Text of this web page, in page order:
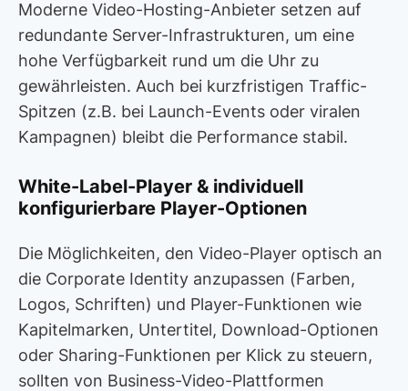
Moderne Video-Hosting-Anbieter setzen auf
redundante Server-Infrastrukturen, um eine
hohe Verfügbarkeit rund um die Uhr zu
gewährleisten. Auch bei kurzfristigen Traffic-
Spitzen (z.B. bei Launch-Events oder viralen
Kampagnen) bleibt die Performance stabil.
White-Label-Player & individuell
konfigurierbare Player-Optionen
Die Möglichkeiten, den Video-Player optisch an
die Corporate Identity anzupassen (Farben,
Logos, Schriften) und Player-Funktionen wie
Kapitelmarken, Untertitel, Download-Optionen
oder Sharing-Funktionen per Klick zu steuern,
sollten von Business-Video-Plattformen